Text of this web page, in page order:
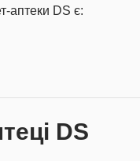
аптеки DS є:
DS